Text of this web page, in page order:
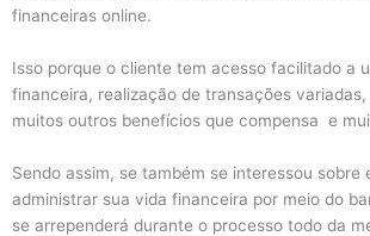
financeiras online.
Isso porque o cliente tem acesso facilitado a
financeira, realização de transações
muitos outros benefícios que compensa e
Sendo assim, se também se interessou sobre
administrar sua vida financeira por meio do
se arrependerá durante o processo todo da